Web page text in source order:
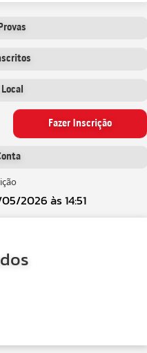
Fazer Inscrição
2026 às 14:51